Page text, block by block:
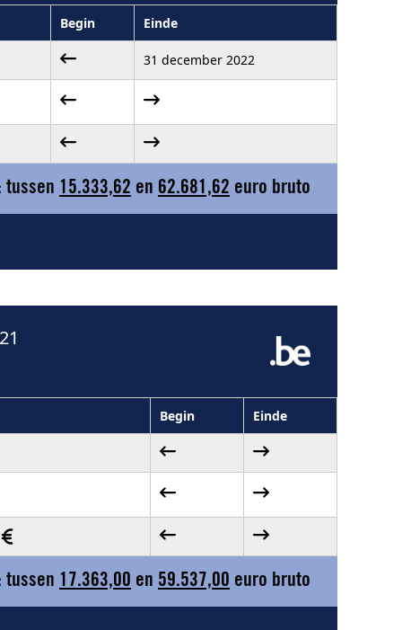
Begin Einde
31 december 2022
tussen 15.333,62 en 62.681,62 euro bruto
Begin Einde
tussen 17.363,00 en 59.537,00 euro bruto